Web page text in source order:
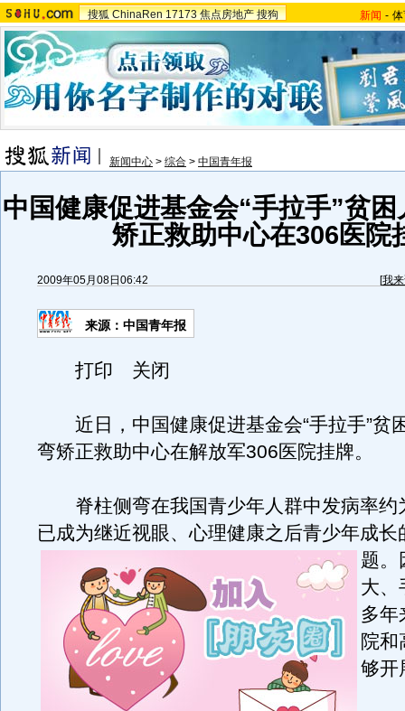
搜狐 ChinaRen 17173 焦点房地产 搜狗 新闻 -
新闻中心 > 综合 > 中国青年报
中国健康促进基金会“手拉手”贫
矫正救助中心在306医院
2009年05月08日06:42 [我
来源： 中国青年报
打印 关闭
近日，中国健康促进基金会“手拉手”贫
弯矫正救助中心在解放军306医院挂牌。
脊柱侧弯在我国青少年人群中发病率约
已成为继近视眼、心理健康之后青少年成长
题。
大、
多年
院和
够开